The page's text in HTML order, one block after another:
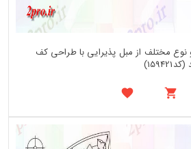
نوع مختلف از مبل پذیرایی با طراحی کف